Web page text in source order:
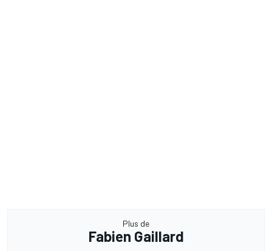
Plus de
Fabien Gaillard